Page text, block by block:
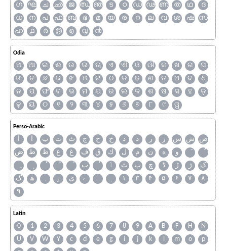
ഗ
ഘ ച ഛ ജ ഝ ഞ ട ഠ ഡ ഢ ണ ത ഥ
ദ
ധ
ന പ ഫ ബ ഭ മ യ ര റ ല വ ശ ഷ
സ
ഹ
൧ ൪ ൫ ൭ ൮ ൯
Odia
ଅ ଆ ଇ ଈ ଉ ଊ ଋ ଏ ଐ ଓ ଔ କ ଖ ଗ
ଘ
ଙ
ଚ ଛ ଜ ଝ ଞ ଟ ଠ ଡ ଢ ଣ ତ ଥ ଦ
ଧ
ନ
ପ ଫ ବ ଭ ମ ଯ ର ଲ ଳ ଶ ଷ ସ ହ
ଡ଼
ଢ଼
ୟ ୦ ୧ ୨ ୩ ୪ ୫ ୬ ୭ ୮ ୯ ୱ
Perso-Arabic
آ ا ب ت ث ج ح خ د ذ ر ز س ش ص
ض
ط ظ ع غ ف ق ك ل م ن ه
و
ٮ
ٲ ٹ پ چ ڈ ڑ ژ
ک
گ
ھ ہ ۄ ی ے ۔ ۱ ۳ ۴ ۵ ۶ ۷
۸
۹
Latin
0 1 2 3 4 5 6 7 8 9 A B F H
N
U
V W Y c d e g i j k l m o
p